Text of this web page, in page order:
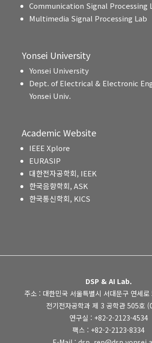
Communication Signal Processing
Multimedia Signal Processing Lab
Yonsei University
Yonsei University
Dept. of Electrical & Electronic
Yonsei Univ.
Academic Website
IEEE Xplore
EURASIP
대한전자공학회, IEEK
한국음향학회, ASK
한국통신학회, KICS
DSP & AI Lab.
주소 : 대한민국 서울특별시 서대문구 연세
전기전자공학과 제 3 공학관 505호
연구실 : +82-2-2123-4534
팩스 : +82-2-2123-8334